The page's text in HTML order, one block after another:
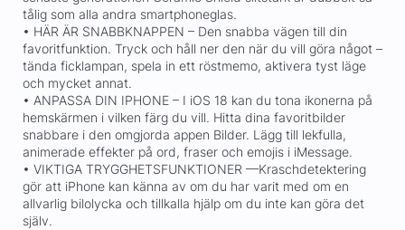
tålig som alla andra smartphoneglas.
• HÄR ÄR SNABBKNAPPEN – Den snabba vägen till din
favoritfunktion. Tryck och håll ner den när du vill göra något –
tända ficklampan, spela in ett röstmemo, aktivera tyst läge
och mycket annat.
• ANPASSA DIN IPHONE – I iOS 18 kan du tona ikonerna på
hemskärmen i vilken färg du vill. Hitta dina favoritbilder
snabbare i den omgjorda appen Bilder. Lägg till lekfulla,
animerade effekter på ord, fraser och emojis i iMessage.
• VIKTIGA TRYGGHETSFUNKTIONER —Kraschdetektering
gör att iPhone kan känna av om du har varit med om en
allvarlig bilolycka och tillkalla hjälp om du inte kan göra det
själv.